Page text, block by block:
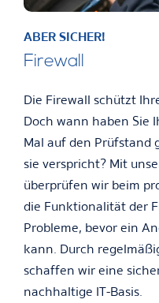
ABER SICHER!
Firewall
Die Firewall schützt
Doch wann haben Sie
Mal auf den Prüfstand
sie verspricht? Mit
überprüfen wir beim
die Funktionalität der
Probleme, bevor ein
kann. Durch
schaffen wir eine
nachhaltige IT-Basis.